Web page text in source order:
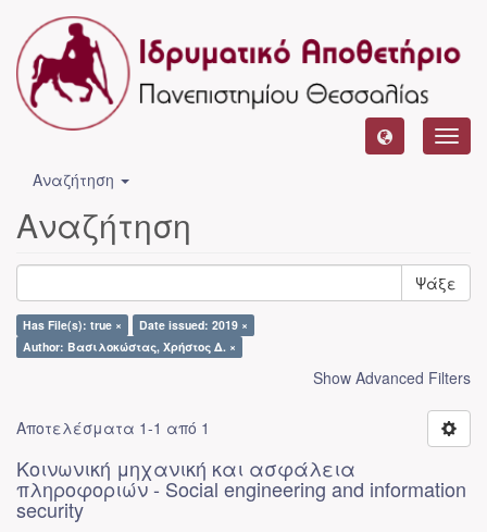
Αναζήτηση
Αναζήτηση
Ψάξε
Has File(s): true ×
Date issued: 2019 ×
Author: Βασιλοκώστας, Χρήστος Δ. ×
Show Advanced Filters
Αποτελέσματα 1-1 από 1
Κοινωνική μηχανική και ασφάλεια
πληροφοριών - Social engineering and information
security